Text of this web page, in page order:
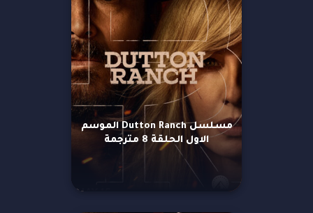
مسلسل Dutton Ranch الموسم
الاول الحلقة 8 مترجمة